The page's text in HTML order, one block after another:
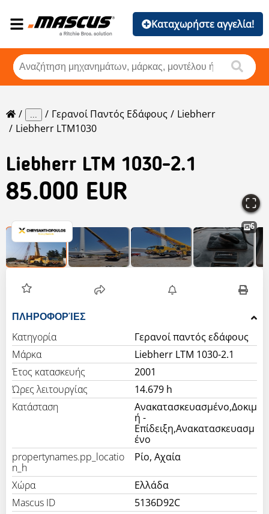
Καταχωρήστε αγγελία!
... Γερανοί Παντός Εδάφους
Liebherr
Liebherr LTM1030
Liebherr LTM 1030-2.1
85.000 EUR
6
ΠΛΗΡΟΦΟΡΊΕΣ
Κατηγορία
Γερανοί παντός εδάφους
Μάρκα
Liebherr LTM 1030-2.1
Έτος κατασκευής
2001
Ώρες λειτουργίας
14.679 h
Κατάσταση
Ανακατασκευασμένο,Δοκιμ
ή -
Επίδειξη,Ανακατασκευασμ
ένο
propertynames.pp_locatio
n_h
Ρίο, Αχαία
Χώρα
Ελλάδα
Mascus ID
5136D92C